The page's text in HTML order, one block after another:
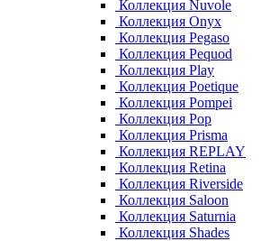
Коллекция Nuvole
Коллекция Onyx
Коллекция Pegaso
Коллекция Pequod
Коллекция Play
Коллекция Poetique
Коллекция Pompei
Коллекция Pop
Коллекция Prisma
Коллекция REPLAY
Коллекция Retina
Коллекция Riverside
Коллекция Saloon
Коллекция Saturnia
Коллекция Shades